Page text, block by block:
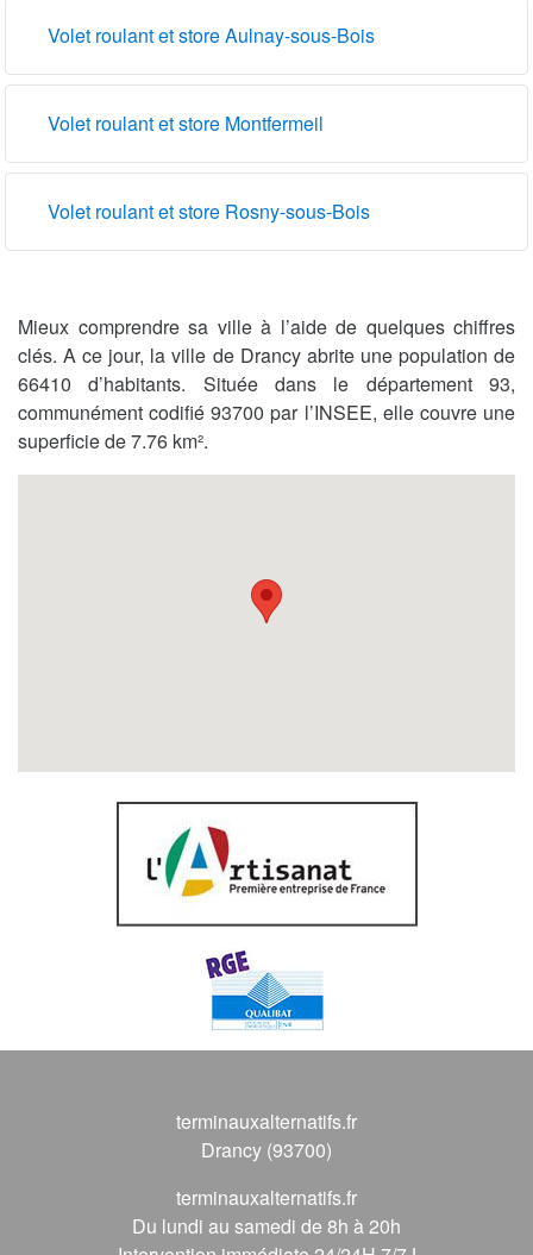
Volet roulant et store Aulnay-sous-Bois
Volet roulant et store Montfermeil
Volet roulant et store Rosny-sous-Bois
Mieux comprendre sa ville à l’aide de quelques chiffres
clés. A ce jour, la ville de Drancy abrite une population de
66410 d’habitants. Située dans le département 93,
communément codifié 93700 par l’INSEE, elle couvre une
superficie de 7.76 km².
terminauxalternatifs.fr
Drancy (93700)
terminauxalternatifs.fr
Du lundi au samedi de 8h à 20h